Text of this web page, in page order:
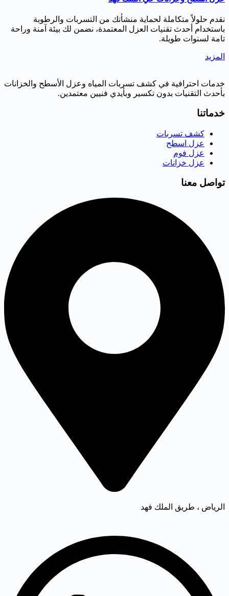
نقدم حلولاً متكاملة لحماية منشأتك من التسربات والرطوبة
باستخدام أحدث تقنيات العزل المعتمدة، نضمن لك بيئة آمنة وراحة
تامة لسنوات طويلة.
المزيد
خدمات احترافية في كشف تسربات المياه وعزل الأسطح والخزانات
بأحدث التقنيات بدون تكسير وبأيدي فنيين معتمدين.
خدماتنا
كشف تسربات
عزل اسطح
عزل فوم
عزل خزانات
تواصل معنا
الرياض ، طريق الملك فهد